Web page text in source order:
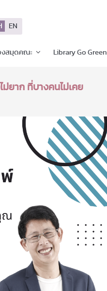
EN
งสมุดคณะ Library Go Green
ม่ยาก ที่บางคนไม่เคย